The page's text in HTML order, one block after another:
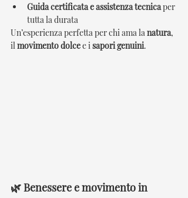
Guida certificata e assistenza tecnica per
tutta la durata
Un’esperienza perfetta per chi ama la natura,
il movimento dolce e i sapori genuini.
🌿 Benessere e movimento in